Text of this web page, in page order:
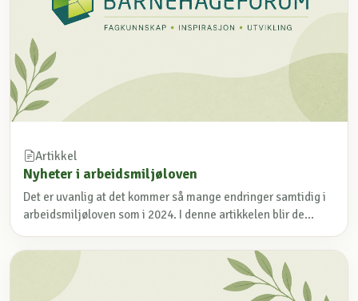
Artikkel
Nyheter i arbeidsmiljøloven
Det er uvanlig at det kommer så mange endringer samtidig i
arbeidsmiljøloven som i 2024. I denne artikkelen blir de...